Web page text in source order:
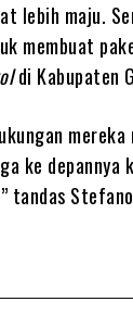
lebih maju.
membuat
di Kabupaten
mereka
ke depannya
tandas